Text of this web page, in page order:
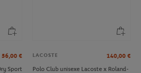
56,00 €
Sport
LACOSTE 140,00 €
Polo Club unisexe Lacoste x Roland-